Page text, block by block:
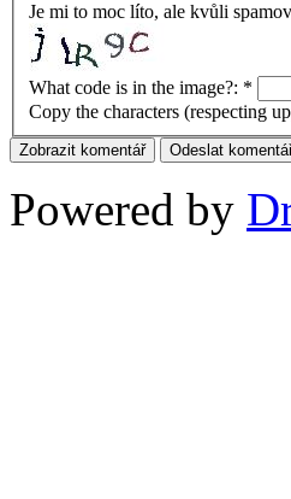
Je mi to moc líto, ale kvůli
What code is in the image?: *
Copy the characters (respecting
Powered by